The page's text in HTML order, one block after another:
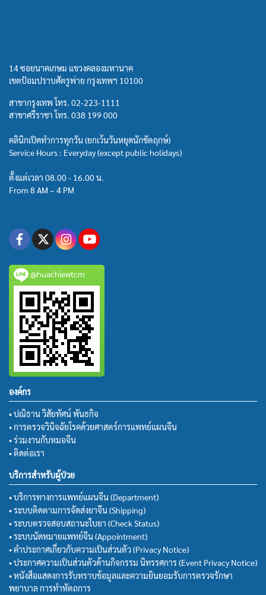
14 ซอยนาคเกษม แขวงคลองมหานาค
เขตป้อมปราบศัตรูพ่าย กรุงเทพฯ 10100
สาขากรุงเทพ โทร. 02-223-1111
สาขาศรีราชา โทร. 038 199 000
คลินิกเปิดทำการทุกวัน (ยกเว้นวันหยุดนักขัตฤกษ์)
Service Hours : Everyday (except public holidays)
ตั้งแต่เวลา 08.00 - 16.00 น.
From 8 AM – 4 PM
@huachiewtcm
องค์กร
• ปณิธาน วิสัยทัศน์ พันธกิจ
• การตรวจวินิจฉัยโรคด้วยศาสตร์การแพทย์แผนจีน
• ร่วมงานกับหมอจีน
• ติดต่อเรา
บริการสำหรับผู้ป่วย
• บริการทางการแพทย์แผนจีน (Department)
• ระบบติดตามการจัดส่งยาจีน (Shipping)
• ระบบตรวจสอบสถานะใบยา (Check Status)
• ระบบนัดหมายแพทย์จีน (Appointment)
• คำประกาศเกี่ยวกับความเป็นส่วนตัว (Privacy Notice)
• ประกาศความเป็นส่วนตัวด้านกิจกรรม นิทรรศการ (Event Privacy Notice)
• หนังสือแสดงการรับทราบข้อมูลและความยินยอมรับการตรวจรักษา
พยาบาล การทำหัตถการ